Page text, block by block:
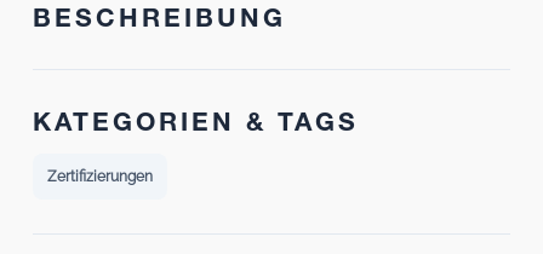
BESCHREIBUNG
KATEGORIEN & TAGS
Zertifizierungen